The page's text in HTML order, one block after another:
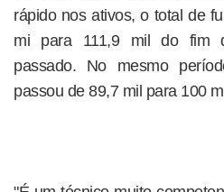
rápido nos ativos, o total de
mi para 111,9 mil do fim
passado. No mesmo
passou de 89,7 mil para 100